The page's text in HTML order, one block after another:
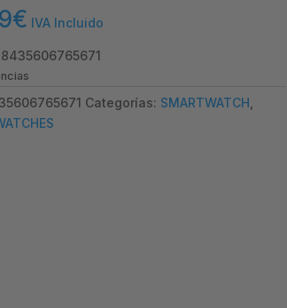
€ IVA Incluido
Categorías: SMARTWATCH